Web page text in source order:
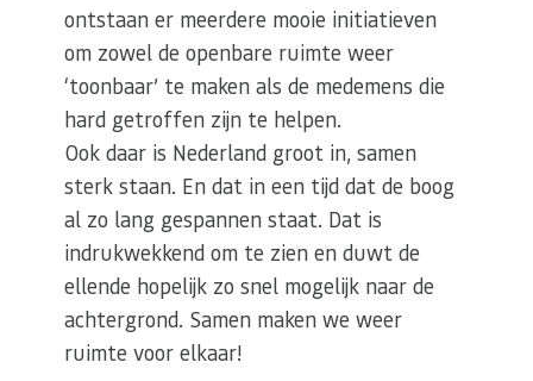
ontstaan er meerdere mooie initiatieven
om zowel de openbare ruimte weer
‘toonbaar’ te maken als de medemens die
hard getroffen zijn te helpen.
Ook daar is Nederland groot in, samen
sterk staan. En dat in een tijd dat de boog
al zo lang gespannen staat. Dat is
indrukwekkend om te zien en duwt de
ellende hopelijk zo snel mogelijk naar de
achtergrond. Samen maken we weer
ruimte voor elkaar!